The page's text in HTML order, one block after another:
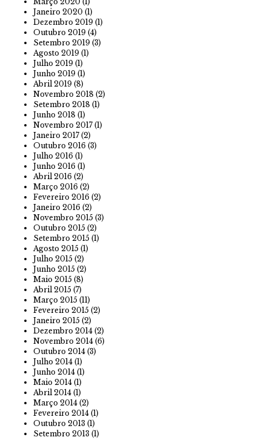
Janeiro 2020 (1)
Dezembro 2019 (1)
Outubro 2019 (4)
Setembro 2019 (3)
Agosto 2019 (1)
Julho 2019 (1)
Junho 2019 (1)
Abril 2019 (8)
Novembro 2018 (2)
Setembro 2018 (1)
Junho 2018 (1)
Novembro 2017 (1)
Janeiro 2017 (2)
Outubro 2016 (3)
Julho 2016 (1)
Junho 2016 (1)
Abril 2016 (2)
Março 2016 (2)
Fevereiro 2016 (2)
Janeiro 2016 (2)
Novembro 2015 (3)
Outubro 2015 (2)
Setembro 2015 (1)
Agosto 2015 (1)
Julho 2015 (2)
Junho 2015 (2)
Maio 2015 (8)
Abril 2015 (7)
Março 2015 (11)
Fevereiro 2015 (2)
Janeiro 2015 (2)
Dezembro 2014 (2)
Novembro 2014 (6)
Outubro 2014 (3)
Julho 2014 (1)
Junho 2014 (1)
Maio 2014 (1)
Abril 2014 (1)
Março 2014 (2)
Fevereiro 2014 (1)
Outubro 2013 (1)
Setembro 2013 (1)